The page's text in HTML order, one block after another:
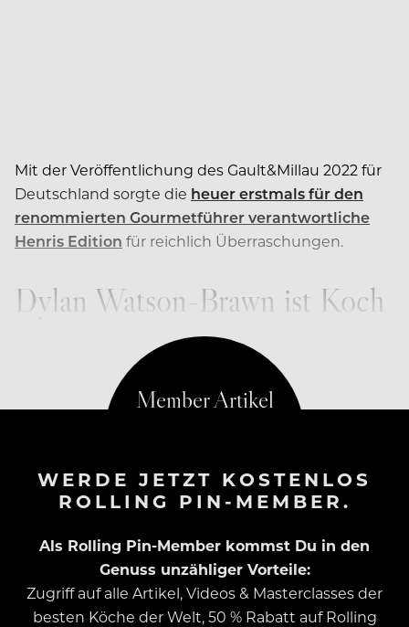
Mit der Veröffentlichung des Gault&Millau 2022 für
Deutschland sorgte die heuer erstmals für den
renommierten Gourmetführer verantwortliche
Henris Edition für reichlich Überraschungen.
Dylan Watson-Brawn ist Koch
WERDE JETZT KOSTENLOS
ROLLING PIN-MEMBER.
Als Rolling Pin-Member kommst Du in den
Genuss unzähliger Vorteile:
Zugriff auf alle Artikel, Videos & Masterclasses der
besten Köche der Welt, 50 % Rabatt auf Rolling